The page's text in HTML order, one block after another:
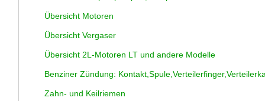
Übersicht Motoren
Übersicht Vergaser
Übersicht 2L-Motoren LT und andere Modelle
Benziner Zündung:
Zahn- und Keilriemen